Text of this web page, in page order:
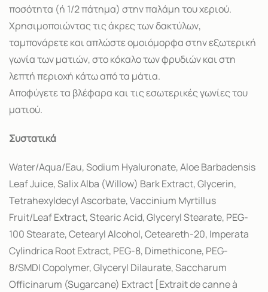
ποσότητα (ή 1/2 πάτημα) στην παλάμη του χεριού.
Χρησιμοποιώντας τις άκρες των δακτύλων,
ταμπονάρετε και απλώστε ομοιόμορφα στην εξωτερική
γωνία των ματιών, στο κόκαλο των φρυδιών και στη
λεπτή περιοχή κάτω από τα μάτια.
Αποφύγετε τα βλέφαρα και τις εσωτερικές γωνίες του
ματιού.
Συστατικά
Water/Aqua/Eau, Sodium Hyaluronate, Aloe Barbadensis
Leaf Juice, Salix Alba (Willow) Bark Extract, Glycerin,
Tetrahexyldecyl Ascorbate, Vaccinium Myrtillus
Fruit/Leaf Extract, Stearic Acid, Glyceryl Stearate, PEG-
100 Stearate, Cetearyl Alcohol, Ceteareth-20, Imperata
Cylindrica Root Extract, PEG-8, Dimethicone, PEG-
8/SMDI Copolymer, Glyceryl Dilaurate, Saccharum
Officinarum (Sugarcane) Extract [Extrait de canne à